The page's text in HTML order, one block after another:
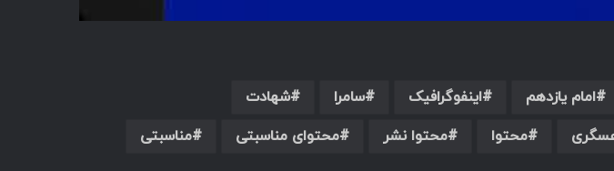
امام یازدهم اینفوگرافیک سامرا
شهادت
محتوا محتوا نشر محتوای مناسبتی
مناسبتی